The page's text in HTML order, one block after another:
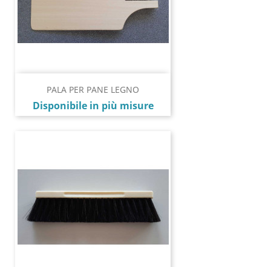
PALA PER PANE LEGNO
Prezzo
Disponibile in più misure